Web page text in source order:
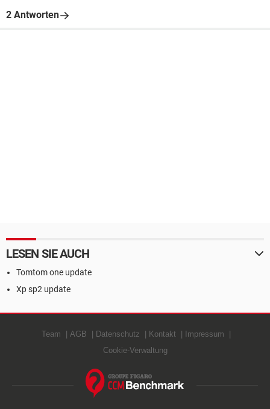
2 Antworten
LESEN SIE AUCH
Tomtom one update
Xp sp2 update
Team AGB Datenschutz Kontakt
Impressum
Cookie-Verwaltung